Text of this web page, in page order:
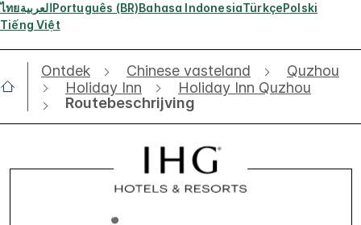
ไทยالعربيةPortuguês (BR)Bahasa IndonesiaTürkçePolski
Tiếng Việt
Ontdek Chinese vasteland
Quzhou
Holiday Inn
Holiday Inn Quzhou
Routebeschrijving